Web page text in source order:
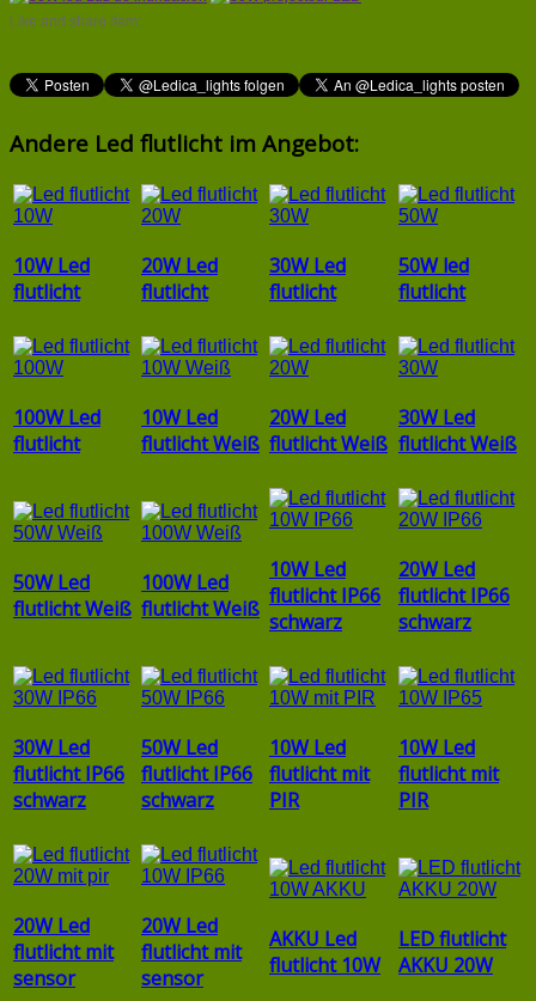
Like and share item:
Andere Led flutlicht im Angebot:
10W Led
flutlicht
20W Led
flutlicht
30W Led
flutlicht
50W led
flutlicht
100W Led
flutlicht
10W Led
flutlicht Weiß
20W Led
flutlicht Weiß
30W Led
flutlicht Weiß
50W Led
flutlicht Weiß
100W Led
flutlicht Weiß
10W Led
flutlicht IP66
schwarz
20W Led
flutlicht IP66
schwarz
30W Led
flutlicht IP66
schwarz
50W Led
flutlicht IP66
schwarz
10W Led
flutlicht mit
PIR
10W Led
flutlicht mit
PIR
20W Led
flutlicht mit
sensor
20W Led
flutlicht mit
sensor
AKKU Led
flutlicht 10W
LED flutlicht
AKKU 20W